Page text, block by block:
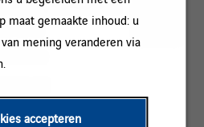
maat gemaakte inhoud: u
mening veranderen via
accepteren
F/H
Loire